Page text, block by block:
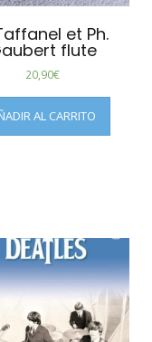
et Ph.
flute
20,90€
AL CARRITO